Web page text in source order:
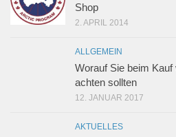
Shop
2. APRIL 2014
ALLGEMEIN
Worauf Sie beim
achten sollten
12. JANUAR 2017
AKTUELLES